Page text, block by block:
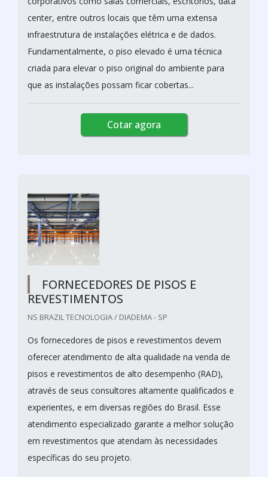
center, entre outros locais que têm uma extensa
infraestrutura de instalações elétrica e de dados.
Fundamentalmente, o piso elevado é uma técnica
criada para elevar o piso original do ambiente para
que as instalações possam ficar cobertas...
Cotar agora
FORNECEDORES DE PISOS E
REVESTIMENTOS
NS BRAZIL TECNOLOGIA / DIADEMA - SP
Os fornecedores de pisos e revestimentos devem
oferecer atendimento de alta qualidade na venda de
pisos e revestimentos de alto desempenho (RAD),
através de seus consultores altamente qualificados e
experientes, e em diversas regiões do Brasil. Esse
atendimento especializado garante a melhor solução
em revestimentos que atendam às necessidades
específicas do seu projeto.